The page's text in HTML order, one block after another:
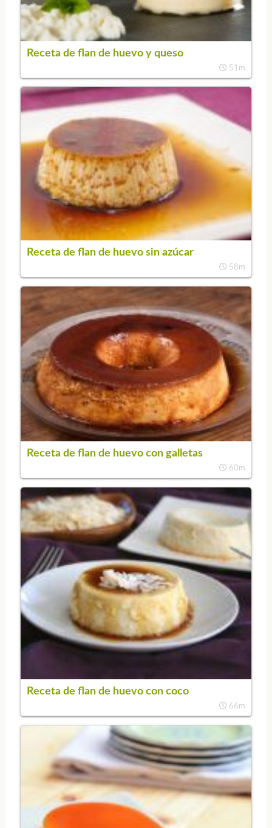
Receta de flan de huevo y queso
51m
Receta de flan de huevo sin azúcar
58m
Receta de flan de huevo con galletas
60m
Receta de flan de huevo con coco
66m